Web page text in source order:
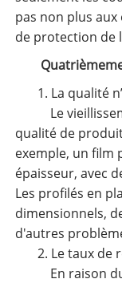
pas non plus
de protection de
1. La qualité
Le
qualité de
exemple, un film
épaisseur, avec
Les profilés en
dimensionnels,
d'autres
2. Le taux de
En raison